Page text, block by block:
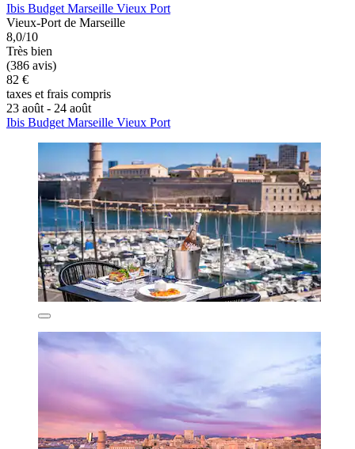
Ibis Budget Marseille Vieux Port
Vieux-Port de Marseille
8,0/10
Très bien
(386 avis)
82 €
taxes et frais compris
23 août - 24 août
Ibis Budget Marseille Vieux Port